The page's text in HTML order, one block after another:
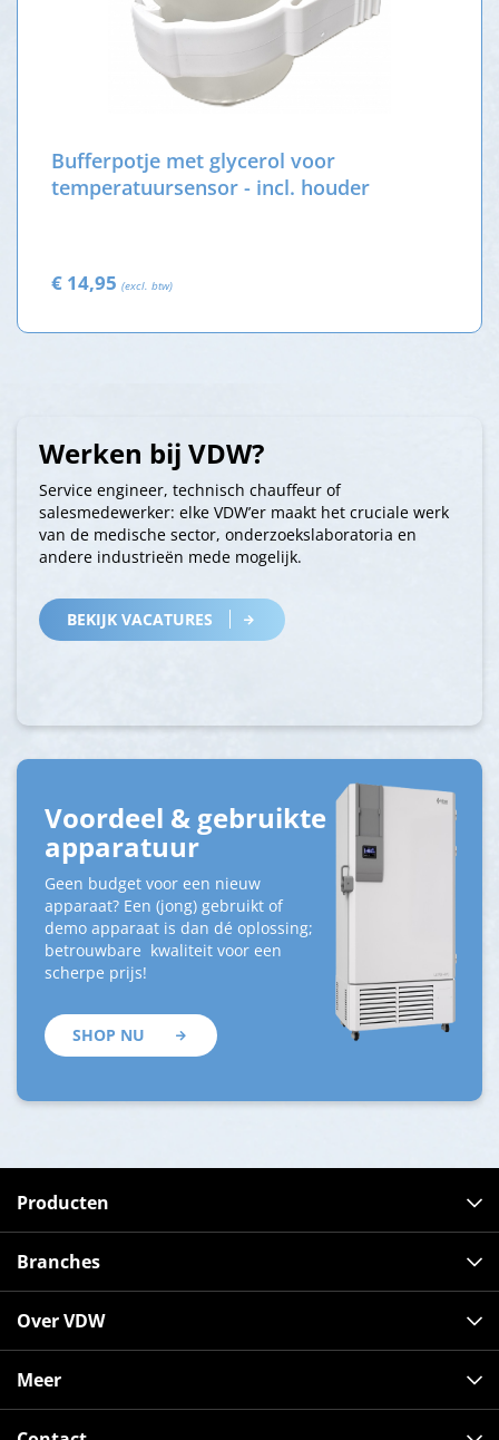
Bufferpotje met glycerol voor
temperatuursensor - incl. houder
€ 14,95 (excl. btw)
Werken bij VDW?
Service engineer, technisch chauffeur of
salesmedewerker: elke VDW’er maakt het cruciale werk
van de medische sector, onderzoekslaboratoria en
andere industrieën mede mogelijk.
BEKIJK VACATURES
Voordeel & gebruikte
apparatuur
Geen budget voor een nieuw
apparaat? Een (jong) gebruikt of
demo apparaat is dan dé oplossing;
betrouwbare kwaliteit voor een
scherpe prijs!
SHOP NU
Producten
Branches
Over VDW
Meer